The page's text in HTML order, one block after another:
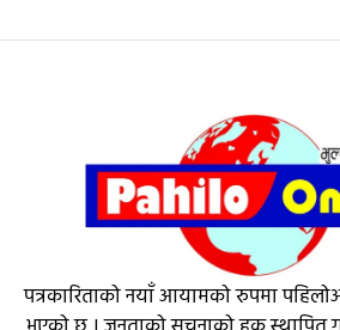
पत्रकारिताको नयाँ आयामको रुपमा